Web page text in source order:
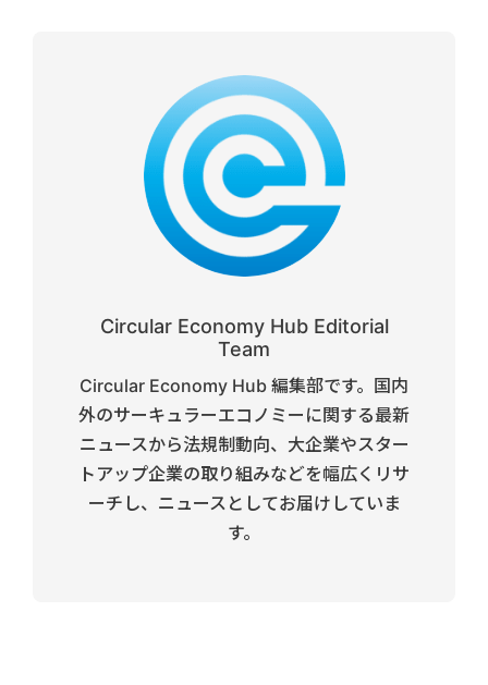
Circular Economy Hub Editorial
Team
Circular Economy Hub 編集部です。国内
外のサーキュラーエコノミーに関する最新
ニュースから法規制動向、大企業やスター
トアップ企業の取り組みなどを幅広くリサ
ーチし、ニュースとしてお届けしていま
す。